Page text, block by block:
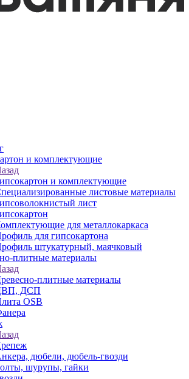
и комплектующие
и комплектующие
листовые материалы
лист
для металлокаркаса
для гипсокартона
штукатурный, маячковый
плитные материалы
плитные материалы
ДСП
OSB
дюбели, дюбель-гвозди
шурупы, гайки